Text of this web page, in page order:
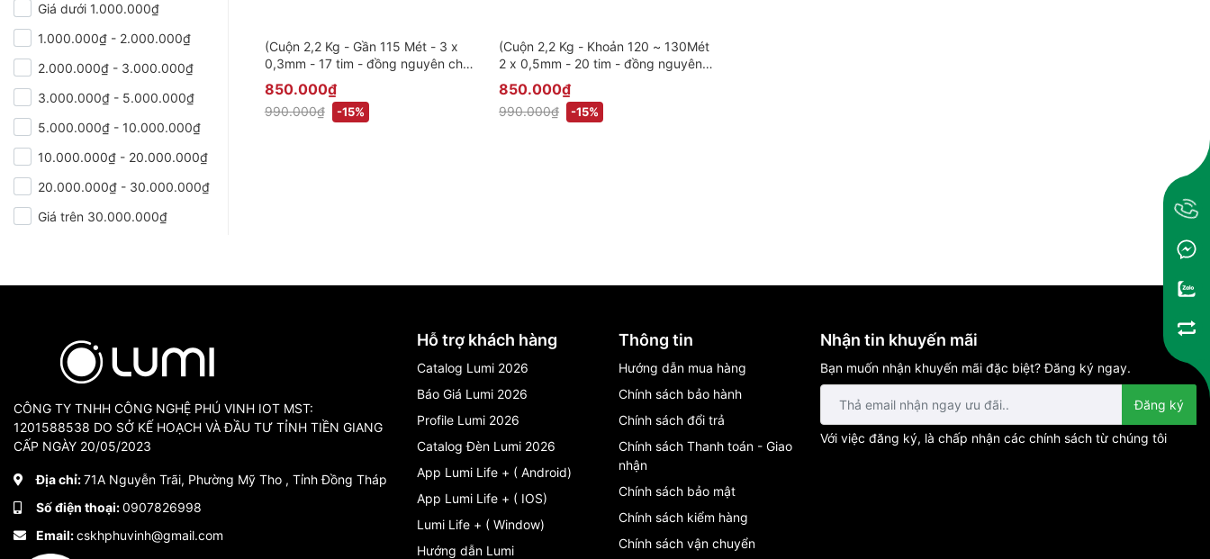
Giá dưới 1.000.000₫
1.000.000₫ - 2.000.000₫
2.000.000₫ - 3.000.000₫
3.000.000₫ - 5.000.000₫
5.000.000₫ - 10.000.000₫
10.000.000₫ - 20.000.000₫
20.000.000₫ - 30.000.000₫
Giá trên 30.000.000₫
(Cuộn 2,2 Kg - Gần 115 Mét - 3 x
0,3mm - 17 tim - đồng nguyên chất)
Dây Xoắn 3 Chuyên Cầu Thang
Thông Minh
850.000₫
990.000₫ -15%
(Cuộn 2,2 Kg - Khoản 120 ~ 130Mét
2 x 0,5mm - 20 tim - đồng nguyên
chất) Dây Xoắn 2 Chuyên Cầu
Thang Thông Minh, Dây Loa, Dây
Đèn tủ Nội Thất
850.000₫
990.000₫ -15%
CÔNG TY TNHH CÔNG NGHỆ PHÚ VINH IOT MST:
1201588538 DO SỞ KẾ HOẠCH VÀ ĐẦU TƯ TỈNH TIỀN GIANG
CẤP NGÀY 20/05/2023
Địa chỉ:71A Nguyễn Trãi, Phường Mỹ Tho , Tỉnh Đồng Tháp
Số điện thoại:0907826998
Email:cskhphuvinh@gmail.com
Hỗ trợ khách hàng
Catalog Lumi 2026
Báo Giá Lumi 2026
Profile Lumi 2026
Catalog Đèn Lumi 2026
App Lumi Life + ( Android)
App Lumi Life + ( IOS)
Lumi Life + ( Window)
Hướng dẫn Lumi
Thông tin
Hướng dẫn mua hàng
Chính sách bảo hành
Chính sách đổi trả
Chính sách Thanh toán - Giao
nhận
Chính sách bảo mật
Chính sách kiểm hàng
Chính sách vận chuyển
Nhận tin khuyến mãi
Bạn muốn nhận khuyến mãi đặc biệt? Đăng ký ngay.
Đăng ký
Với việc đăng ký, là chấp nhận các chính sách từ chúng tôi